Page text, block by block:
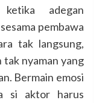
adegan
pembawa
tak langsung,
tak nyaman yang
Bermain emosi
si aktor harus